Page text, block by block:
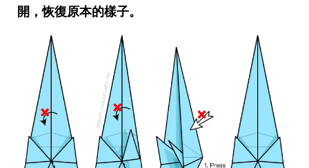
開，恢復原本的樣子。